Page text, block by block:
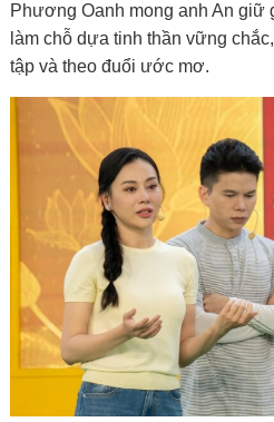
Phương Oanh mong anh An giữ
làm chỗ dựa tinh thần vững
tập và theo đuổi ước mơ.